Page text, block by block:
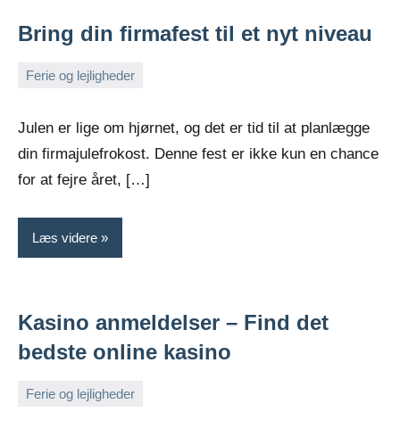
Bring din firmafest til et nyt niveau
Ferie og lejligheder
september
2023
Julen er lige om hjørnet, og det er tid til at planlægge
din firmajulefrokost. Denne fest er ikke kun en chance
for at fejre året, […]
Læs videre
Kasino anmeldelser – Find det
bedste online kasino
Ferie og lejligheder
september